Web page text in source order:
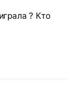
? Кто